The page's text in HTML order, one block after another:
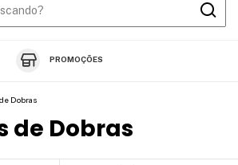
PROMOÇÕES
Dobras
de Dobras